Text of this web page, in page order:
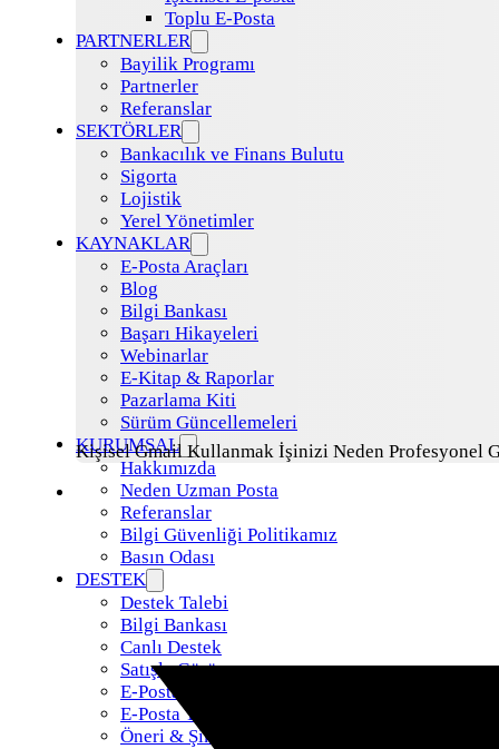
Toplu E-Posta
PARTNERLER
Bayilik Programı
Partnerler
Referanslar
SEKTÖRLER
Bankacılık ve Finans Bulutu
Sigorta
Lojistik
Yerel Yönetimler
KAYNAKLAR
E-Posta Araçları
Blog
Bilgi Bankası
Başarı Hikayeleri
Webinarlar
E-Kitap & Raporlar
Pazarlama Kiti
Sürüm Güncellemeleri
KURUMSAL
Hakkımızda
Neden Uzman Posta
Referanslar
Bilgi Güvenliği Politikamız
Basın Odası
DESTEK
Destek Talebi
Bilgi Bankası
Canlı Destek
Satışla Görüş
E-Posta Taşıma
E-Posta Yönetimi
Öneri & Şikayet
Kişisel Gmail Kullanmak İşinizi Neden Profesyonel